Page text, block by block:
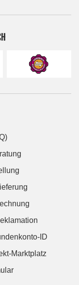
ID
Marktplatz